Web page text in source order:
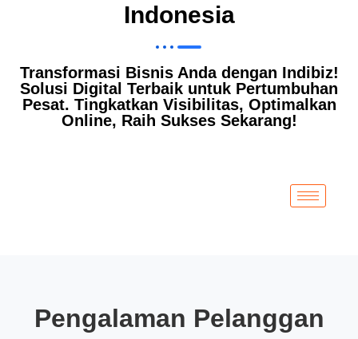
Indonesia
Transformasi Bisnis Anda dengan Indibiz!
Solusi Digital Terbaik untuk Pertumbuhan
Pesat. Tingkatkan Visibilitas, Optimalkan
Online, Raih Sukses Sekarang!
Pengalaman Pelanggan